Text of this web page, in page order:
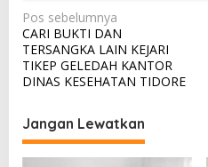
N
a
v
i
g
a
Pos sebelumnya
CARI BUKTI DAN
TERSANGKA LAIN KEJARI
TIKEP GELEDAH KANTOR
DINAS KESEHATAN TIDORE
Jangan Lewatkan